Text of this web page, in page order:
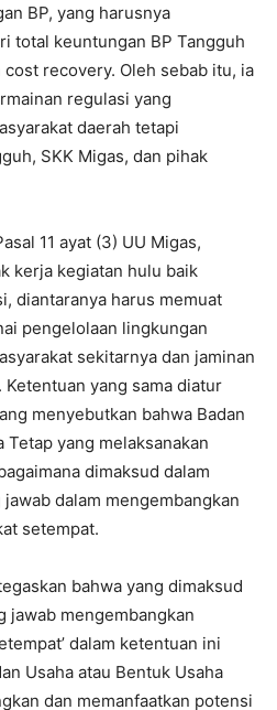
BP, yang harusnya
total keuntungan BP Tangguh
recovery. Oleh sebab itu, ia
regulasi yang
daerah tetapi
SKK Migas, dan pihak
11 ayat (3) UU Migas,
kerja kegiatan hulu baik
diantaranya harus memuat
pengelolaan lingkungan
sekitarnya dan jaminan
Ketentuan yang sama diatur
menyebutkan bahwa Badan
Tetap yang melaksanakan
dimaksud dalam
dalam mengembangkan
setempat.
bahwa yang dimaksud
jawab mengembangkan
dalam ketentuan ini
Usaha atau Bentuk Usaha
dan memanfaatkan potensi